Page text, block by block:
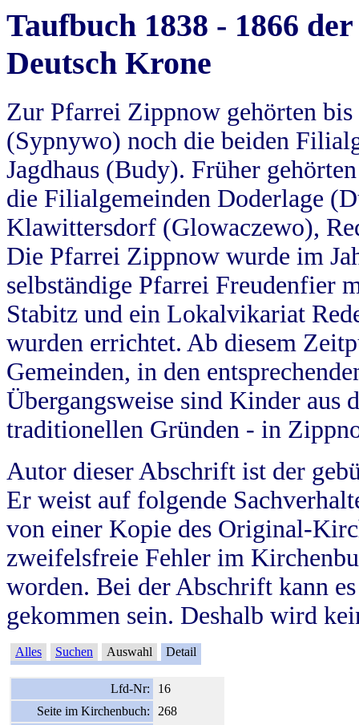
Taufbuch 1838 - 1866
Deutsch Krone
Zur Pfarrei Zippnow gehörten
(Sypnywo) noch die beiden
Jagdhaus (Budy). Früher
die Filialgemeinden Doderlage
Klawittersdorf (Glowaczewo),
Die Pfarrei Zippnow wurde im
selbständige Pfarrei Freudenfier
Stabitz und ein Lokalvikariat
wurden errichtet. Ab diesem
Gemeinden, in den
Übergangsweise sind Kinder aus
traditionellen Gründen - in
Autor dieser Abschrift ist der
Er weist auf folgende
von einer Kopie des Original-
zweifelsfreie Fehler im
worden. Bei der Abschrift kann
gekommen sein. Deshalb wird
Alles Suchen Auswahl Detail
Lfd-Nr:
16
Seite im Kirchenbuch:
268